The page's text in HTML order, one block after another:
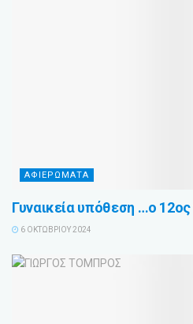
ΑΦΙΕΡΩΜΑΤΑ
Γυναικεία υπόθεση …ο
6 ΟΚΤΩΒΡΊΟΥ 2024